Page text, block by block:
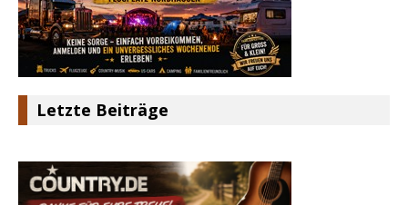
Letzte Beiträge